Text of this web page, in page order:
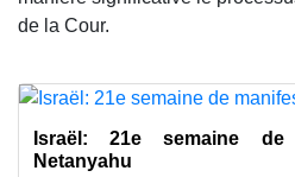
de la Cour.
Israël: 21e semaine de
Netanyahu